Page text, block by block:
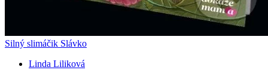
Silný slimáčik Slávko
Linda Liliková